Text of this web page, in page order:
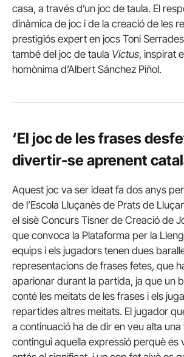
casa, a través d’un joc de taula. El
dinàmica de joc i de la creació de les
prestigiós expert en jocs Toni
també del joc de taula Victus, inspirat
homònima d’Albert Sánchez Piñol.
‘El joc de les frases
divertir-se aprenent
Aquest joc va ser ideat fa dos anys
de l’Escola Lluçanès de Prats de
el sisè Concurs Tísner de Creació de
que convoca la Plataforma per la
equips i els jugadors tenen dues
representacions de frases fetes, que
aparionar durant la partida, ja que un
conté les meitats de les frases i els
repartides altres meitats. El jugador
a continuació ha de dir en veu alta
contingui aquella expressió perquè es